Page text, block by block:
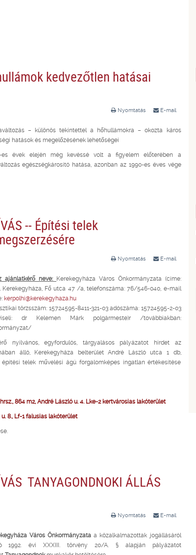
kedvezőtlen hatásai
Nyomtatás E-mail
– különös tekintettel a hőhullámokra – okozta káros
hatások és megelőzésének lehetőségei
es évek elején még kevéssé volt a figyelem előterében a
egészségkárosító hatása, azonban az 1990-es éves vége
-- Építési telek
Nyomtatás E-mail
ajánlatkérő neve:
Kerekegyháza Város Önkormányzata (címe:
Kerekegyháza, Fő utca 47 /a, telefonszáma: 76/546-040, e-mail
kerpolhi@kerekegyhaza.hu
törzsszám: 15724595-8411-321-03 adószáma: 15724595-2-03
dr Kelemen Márk polgármeste)r /továbbiakban:
nyilvános, egyfordulós, tárgyalásos pályázatot hirdet az
álló, Kerekegyháza belterület André László utca 1 db,
telek művelési ágú forgalomképes ingatlan értékesítése
864 m2, André László u. 4. Lke-2 kertvárosias lakóterület
8., Lf-1 falusias lakóterület
TANYAGONDNOKI ÁLLÁS
Nyomtatás E-mail
Város Önkormányzataa közalkalmazottak jogállásáról
1992. évi XXXIII. törvény 20/A. § alapján pályázatot